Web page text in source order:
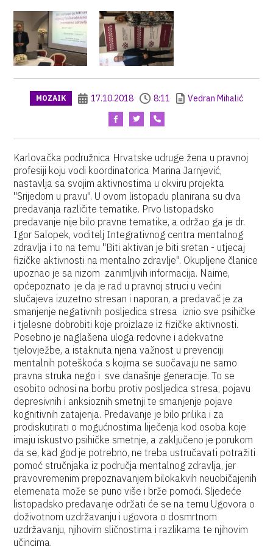
MOZAIK 17.10.2018 8:11 Vedran Mihalić
Karlovačka podružnica Hrvatske udruge žena u pravnoj
profesiji koju vodi koordinatorica Marina Jarnjević,
nastavlja sa svojim aktivnostima u okviru projekta
"Srijedom u pravu". U ovom listopadu planirana su dva
predavanja različite tematike. Prvo listopadsko
predavanje nije bilo pravne tematike, a održao ga je dr.
Igor Salopek, voditelj Integrativnog centra mentalnog
zdravlja i to na temu "Biti aktivan je biti sretan - utjecaj
fizičke aktivnosti na mentalno zdravlje". Okupljene članice
upoznao je sa nizom zanimljivih informacija. Naime,
općepoznato je da je rad u pravnoj struci u većini
slučajeva izuzetno stresan i naporan, a predavač je za
smanjenje negativnih posljedica stresa iznio sve psihičke
i tjelesne dobrobiti koje proizlaze iz fizičke aktivnosti.
Posebno je naglašena uloga redovne i adekvatne
tjelovježbe, a istaknuta njena važnost u prevenciji
mentalnih poteškoća s kojima se suočavaju ne samo
pravna struka nego i sve današnje generacije. To se
osobito odnosi na borbu protiv posljedica stresa, pojavu
depresivnih i anksioznih smetnji te smanjenje pojave
kognitivnih zatajenja. Predavanje je bilo prilika i za
prodiskutirati o mogućnostima liječenja kod osoba koje
imaju iskustvo psihičke smetnje, a zaključeno je porukom
da se, kad god je potrebno, ne treba ustručavati potražiti
pomoć stručnjaka iz područja mentalnog zdravlja, jer
pravovremenim prepoznavanjem bilokakvih neuobičajenih
elemenata može se puno više i brže pomoći. Sljedeće
listopadsko predavanje održati će se na temu Ugovora o
doživotnom uzdržavanju i ugovora o dosmrtnom
uzdržavanju, njihovim sličnostima i razlikama te njihovim
učincima.